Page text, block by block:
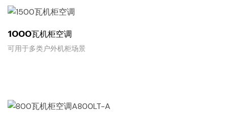
1000瓦机柜空调
可用于多类户外机柜场景